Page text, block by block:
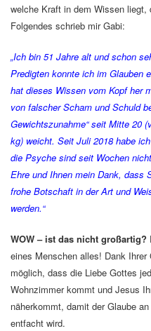
welche Kraft in dem Wissen
Folgendes schrieb mir Gabi:
„Ich bin 51 Jahre alt und schon
Predigten konnte ich im Glauben
hat dieses Wissen vom Kopf her
von falscher Scham und Schuld
Gewichtszunahme“ seit Mitte 20
kg) weicht. Seit Juli 2018 habe
die Psyche sind seit Wochen
Ehre und Ihnen mein Dank, dass
frohe Botschaft in der Art und
werden.“
WOW – ist das nicht großartig?
eines Menschen alles! Dank
möglich, dass die Liebe Gottes
Wohnzimmer kommt und Jesus
näherkommt, damit der Glaube
entfacht wird.